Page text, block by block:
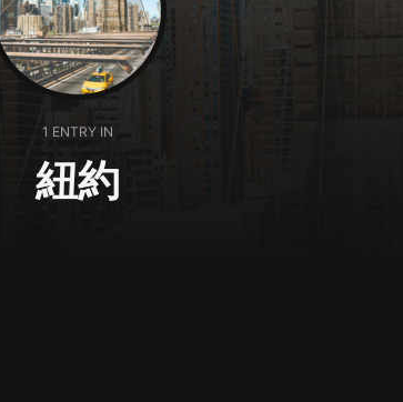
1 ENTRY IN
紐約